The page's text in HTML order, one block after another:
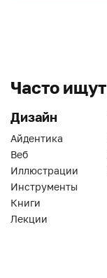
Часто ищут
Дизайн
Айдентика
Веб
Иллюстрации
Инструменты
Книги
Лекции